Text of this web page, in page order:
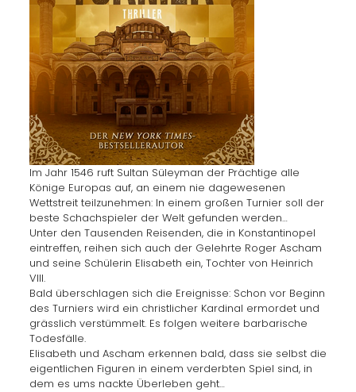
Im Jahr 1546 ruft Sultan Süleyman der Prächtige alle
Könige Europas auf, an einem nie dagewesenen
Wettstreit teilzunehmen: In einem großen Turnier soll der
beste Schachspieler der Welt gefunden werden…
Unter den Tausenden Reisenden, die in Konstantinopel
eintreffen, reihen sich auch der Gelehrte Roger Ascham
und seine Schülerin Elisabeth ein, Tochter von Heinrich
VIII.
Bald überschlagen sich die Ereignisse: Schon vor Beginn
des Turniers wird ein christlicher Kardinal ermordet und
grässlich verstümmelt. Es folgen weitere barbarische
Todesfälle.
Elisabeth und Ascham erkennen bald, dass sie selbst die
eigentlichen Figuren in einem verderbten Spiel sind, in
dem es ums nackte Überleben geht…